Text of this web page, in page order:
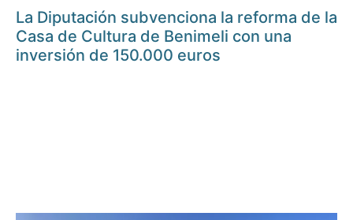
La Diputación subvenciona la reforma de la
Casa de Cultura de Benimeli con una
inversión de 150.000 euros